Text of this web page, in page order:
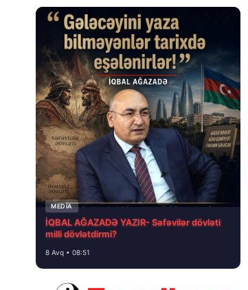
MEDİA
İQBAL AĞAZADƏ YAZIR- Səfəvilər dövləti
milli dövlətdirmi?
8 Avq • 08:51